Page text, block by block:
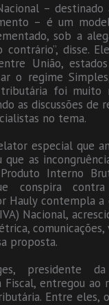
–
– é um
sob a
contrário”, disse.
União,
o regime
foi muito
as discussões
no tema.
especial que
que as
Interno
conspira
Hauly contempla
Nacional,
proposta.
presidente
entregou ao
Entre eles,